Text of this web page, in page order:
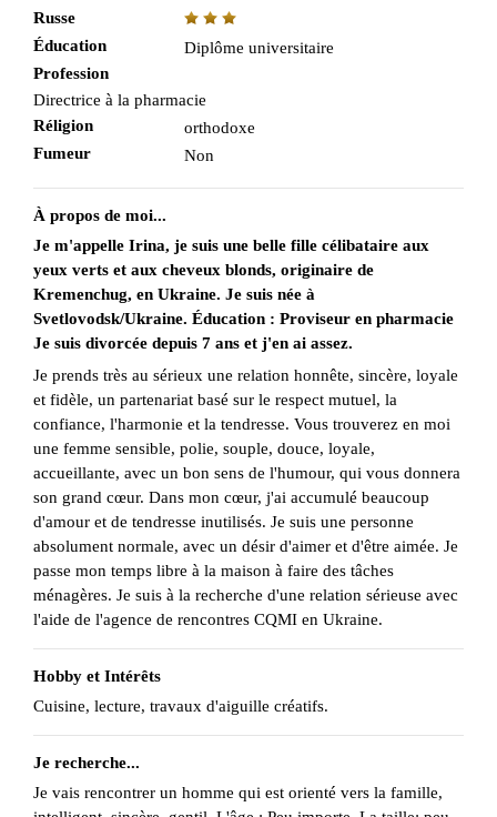
Russe
Éducation
Diplôme universitaire
Profession
Directrice à la pharmacie
Réligion
orthodoxe
Fumeur
Non
À propos de moi...
Je m'appelle Irina, je suis une belle fille célibataire aux
yeux verts et aux cheveux blonds, originaire de
Kremenchug, en Ukraine. Je suis née à
Svetlovodsk/Ukraine. Éducation : Proviseur en pharmacie
Je suis divorcée depuis 7 ans et j'en ai assez.
Je prends très au sérieux une relation honnête, sincère, loyale
et fidèle, un partenariat basé sur le respect mutuel, la
confiance, l'harmonie et la tendresse. Vous trouverez en moi
une femme sensible, polie, souple, douce, loyale,
accueillante, avec un bon sens de l'humour, qui vous donnera
son grand cœur. Dans mon cœur, j'ai accumulé beaucoup
d'amour et de tendresse inutilisés. Je suis une personne
absolument normale, avec un désir d'aimer et d'être aimée. Je
passe mon temps libre à la maison à faire des tâches
ménagères. Je suis à la recherche d'une relation sérieuse avec
l'aide de l'agence de rencontres CQMI en Ukraine.
Hobby et Intérêts
Cuisine, lecture, travaux d'aiguille créatifs.
Je recherche...
Je vais rencontrer un homme qui est orienté vers la famille,